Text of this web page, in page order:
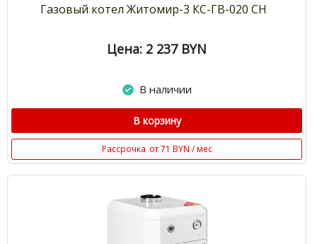
Газовый котел Житомир-3 КС-ГВ-020 СН
Цена: 2 237 BYN
В наличии
В корзину
Рассрочка от 71 BYN / мес